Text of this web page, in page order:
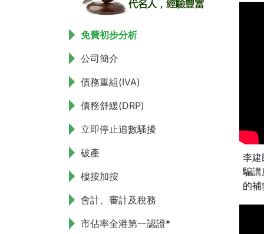
免費初步分析
公司簡介
債務重組(IVA)
債務舒緩(DRP)
立即停止追數騷擾
破產
樓按加按
會計、審計及稅務
市佔率全港第一認證*
李建
騙講
的